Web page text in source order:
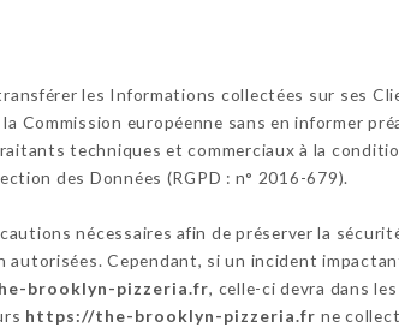
les Informations collectées sur ses
Commission européenne sans en informer
techniques et commerciaux à la
des Données (RGPD : n° 2016-679).
nécessaires afin de préserver la
autorisées. Cependant, si un incident
brooklyn-pizzeria.fr, celle-ci devra dans
https://the-brooklyn-pizzeria.fr ne